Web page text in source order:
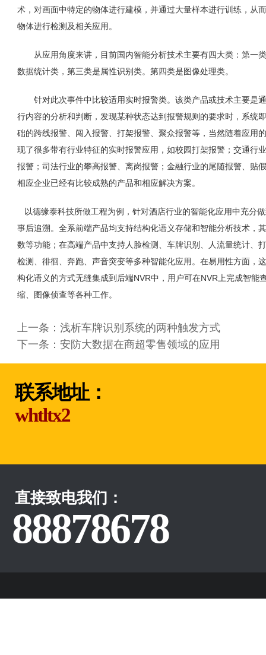
术，对画面中特定的物体进行建模，并通过大量样本进行训练，从
物体进行检测及相关应用。
从应用角度来讲，目前国内智能分析技术主要有四大类：第一
数据统计类，第三类是属性识别类。第四类是图像处理类。
针对此次事件中比较适用实时报警类。该类产品或技术主要是
行内容的分析和判断，发现某种状态达到报警规则的要求时，系统
础的跨线报警、闯入报警、打架报警、聚众报警等，当然随着应用
现了很多带有行业特征的实时报警应用，如校园打架报警；交通行
报警；司法行业的攀高报警、离岗报警；金融行业的尾随报警、贴
相应企业已经有比较成熟的产品和相应解决方案。
以德缘泰科技所做工程为例，针对酒店行业的智能化应用中充分
事后追溯。全系前端产品均支持结构化语义存储和智能分析技术，
数等功能；在高端产品中支持人脸检测、车牌识别、人流量统计、
检测、徘徊、奔跑、声音突变等多种智能化应用。在易用性方面，
构化语义的方式无缝集成到后端NVR中，用户可在NVR上完成智能
缩、图像侦查等各种工作。
上一条：浅析车牌识别系统的两种触发方式
下一条：安防大数据在商超零售领域的应用
联系地址：
whtltx2
直接致电我们：
88878678